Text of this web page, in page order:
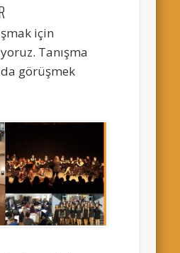
için
Tanışma
görüşmek